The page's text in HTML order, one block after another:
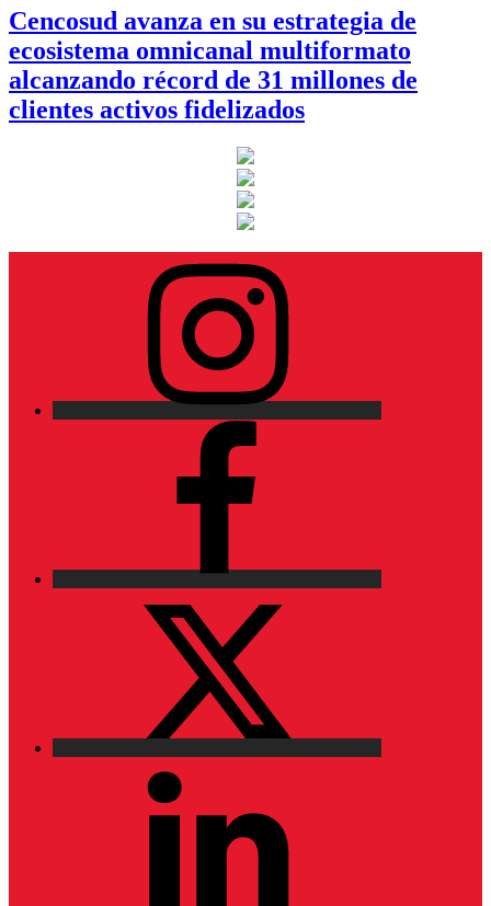
Cencosud avanza en su estrategia de
ecosistema omnicanal multiformato
alcanzando récord de 31 millones de
clientes activos fidelizados